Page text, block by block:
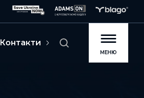
Контакти
МЕНЮ